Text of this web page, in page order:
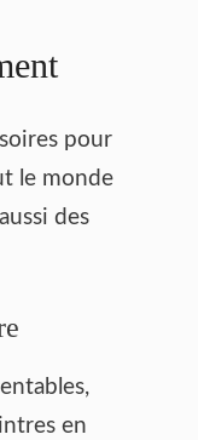
pour
le monde
des
en